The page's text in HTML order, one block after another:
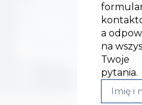
a
na
Twoje
pytania.